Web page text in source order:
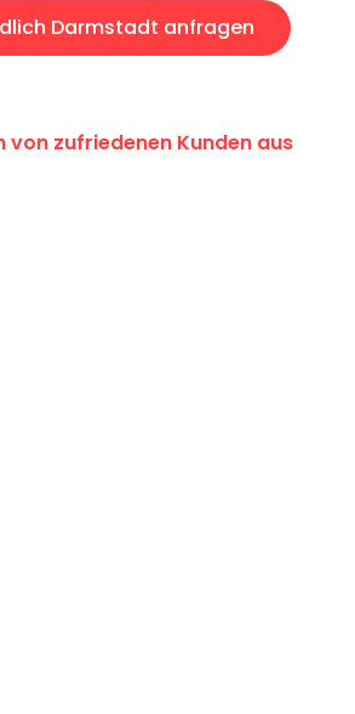
Darmstadt anfragen
von zufriedenen Kunden aus